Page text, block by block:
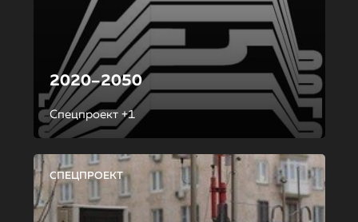
2020–2050
Спецпроект +1
СПЕЦПРОЕКТ